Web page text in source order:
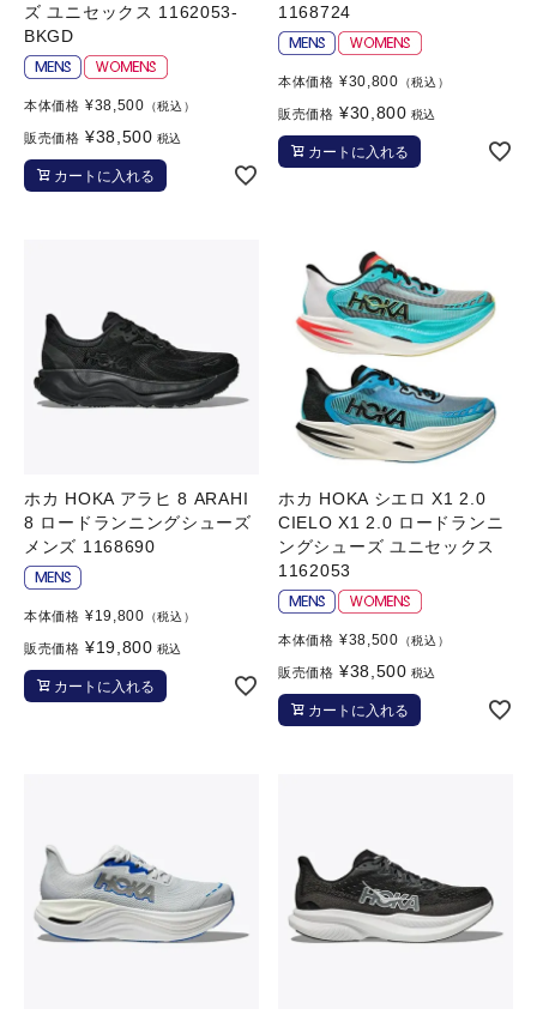
ズ ユニセックス 1162053-
BKGD
本体価格 ¥38,500 （税込）
販売価格 ¥38,500 税込
カートに入れる
1168724
本体価格 ¥30,800 （税込）
販売価格 ¥30,800 税込
カートに入れる
ホカ HOKA アラヒ 8 ARAHI
8 ロードランニングシューズ
メンズ 1168690
本体価格 ¥19,800 （税込）
販売価格 ¥19,800 税込
カートに入れる
ホカ HOKA シエロ X1 2.0
CIELO X1 2.0 ロードランニ
ングシューズ ユニセックス
1162053
本体価格 ¥38,500 （税込）
販売価格 ¥38,500 税込
カートに入れる